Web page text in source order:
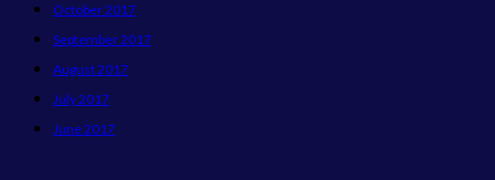
October 2017
September 2017
August 2017
July 2017
June 2017